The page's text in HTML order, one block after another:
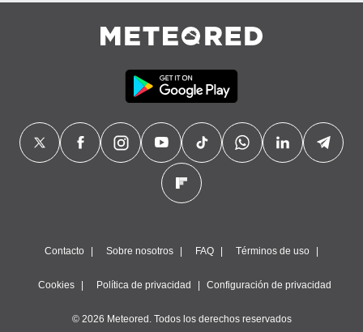
Contacto Sobre nosotros FAQ Términos de uso
Cookies Política de privacidad Configuración de privacidad
© 2026 Meteored. Todos los derechos reservados